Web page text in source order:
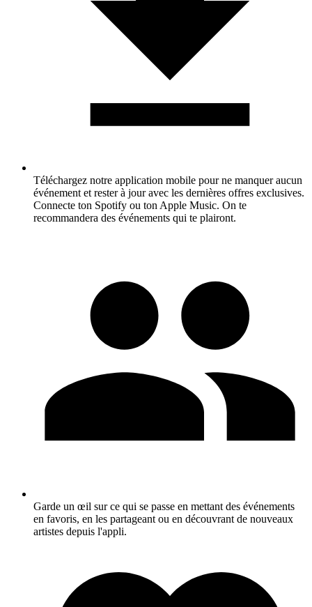
Téléchargez notre application mobile pour ne manquer aucun
événement et rester à jour avec les dernières offres exclusives.
Connecte ton Spotify ou ton Apple Music. On te
recommandera des événements qui te plairont.
Garde un œil sur ce qui se passe en mettant des événements
en favoris, en les partageant ou en découvrant de nouveaux
artistes depuis l'appli.